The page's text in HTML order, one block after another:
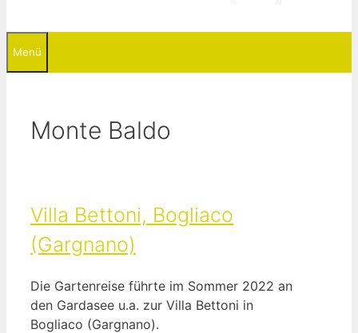
Menü
Monte Baldo
Villa Bettoni, Bogliaco
(Gargnano)
Die Gartenreise führte im Sommer 2022 an
den Gardasee u.a. zur Villa Bettoni in
Bogliaco (Gargnano).